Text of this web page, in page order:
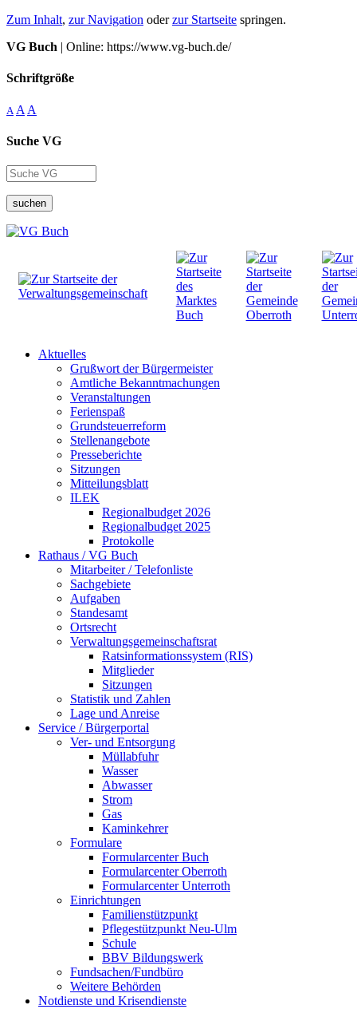
Zum Inhalt, zur Navigation oderzur Startseite springen.
VG Buch | Online: https://www.vg-buch.de/
Schriftgröße
A A A
Suche VG
suchen
Aktuelles
Grußwort der Bürgermeister
Amtliche Bekanntmachungen
Veranstaltungen
Ferienspaß
Grundsteuerreform
Stellenangebote
Presseberichte
Sitzungen
Mitteilungsblatt
ILEK
Regionalbudget 2026
Regionalbudget 2025
Protokolle
Rathaus / VG Buch
Mitarbeiter / Telefonliste
Sachgebiete
Aufgaben
Standesamt
Ortsrecht
Verwaltungsgemeinschaftsrat
Ratsinformationssystem (RIS)
Mitglieder
Sitzungen
Statistik und Zahlen
Lage und Anreise
Service / Bürgerportal
Ver- und Entsorgung
Müllabfuhr
Wasser
Abwasser
Strom
Gas
Kaminkehrer
Formulare
Formularcenter Buch
Formularcenter Oberroth
Formularcenter Unterroth
Einrichtungen
Familienstützpunkt
Pflegestützpunkt Neu-Ulm
Schule
BBV Bildungswerk
Fundsachen/Fundbüro
Weitere Behörden
Notdienste und Krisendienste